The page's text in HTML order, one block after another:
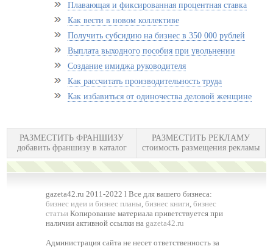
Плавающая и фиксированная процентная ставка
Как вести в новом коллективе
Получить субсидию на бизнес в 350 000 рублей
Выплата выходного пособия при увольнении
Создание имиджа руководителя
Как рассчитать производительность труда
Как избавиться от одиночества деловой женщине
РАЗМЕСТИТЬ ФРАНШИЗУ
добавить франшизу в каталог
РАЗМЕСТИТЬ РЕКЛАМУ
стоимость размещения рекламы
gazeta42.ru 2011-2022 l Все для вашего бизнеса:
бизнес идеи и бизнес планы,бизнес книги,бизнес
статьи Копирование материала приветствуется при
наличии активной ссылки на gazeta42.ru
Администрация сайта не несет ответственность за